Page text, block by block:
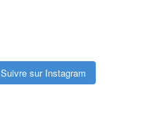
Suivre sur Instagram